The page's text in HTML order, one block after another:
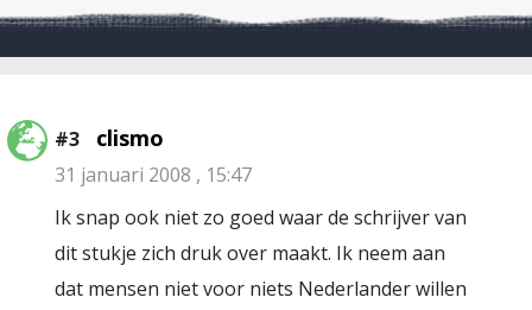
#3 clismo
31 januari 2008 , 15:47
Ik snap ook niet zo goed waar de schrijver van
dit stukje zich druk over maakt. Ik neem aan
dat mensen niet voor niets Nederlander willen